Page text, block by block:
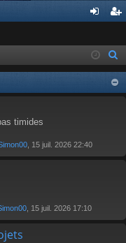
ne
xi
on
nr
eg
ist
timides
, 15 juil. 2026 22:40
, 15 juil. 2026 17:10